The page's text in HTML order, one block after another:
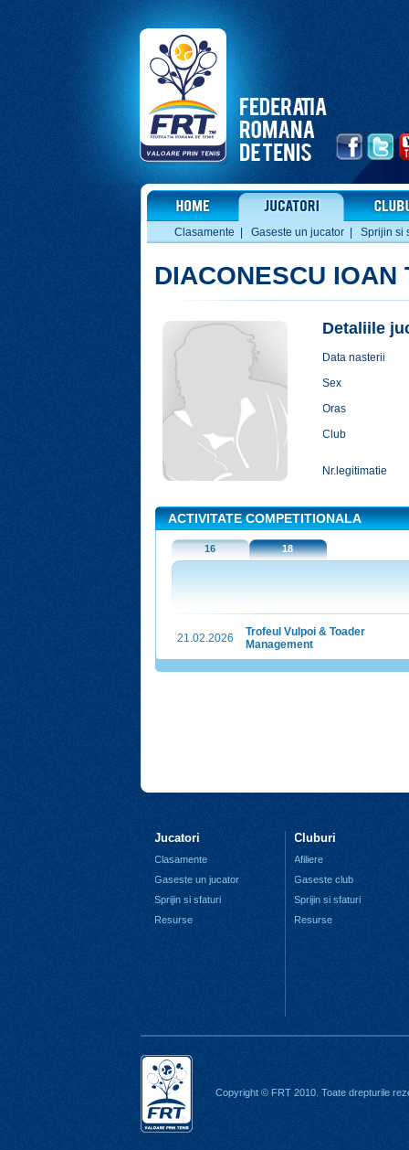
Clasamente Gaseste un jucator Sprijin si
DIACONESCU IOAN
Detaliile
Data nasterii
Sex
Oras
Club
Nr.legitimatie
ACTIVITATE COMPETITIONALA
16 18
21.02.2026
Trofeul Vulpoi & Toader
Management
Jucatori
Clasamente
Gaseste un jucator
Sprijin si sfaturi
Resurse
Cluburi
Afiliere
Gaseste club
Sprijin si sfaturi
Resurse
Copyright © FRT 2010. Toate drepturile